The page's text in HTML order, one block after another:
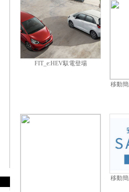
FIT_e:HEV馭電登場
移動
移動